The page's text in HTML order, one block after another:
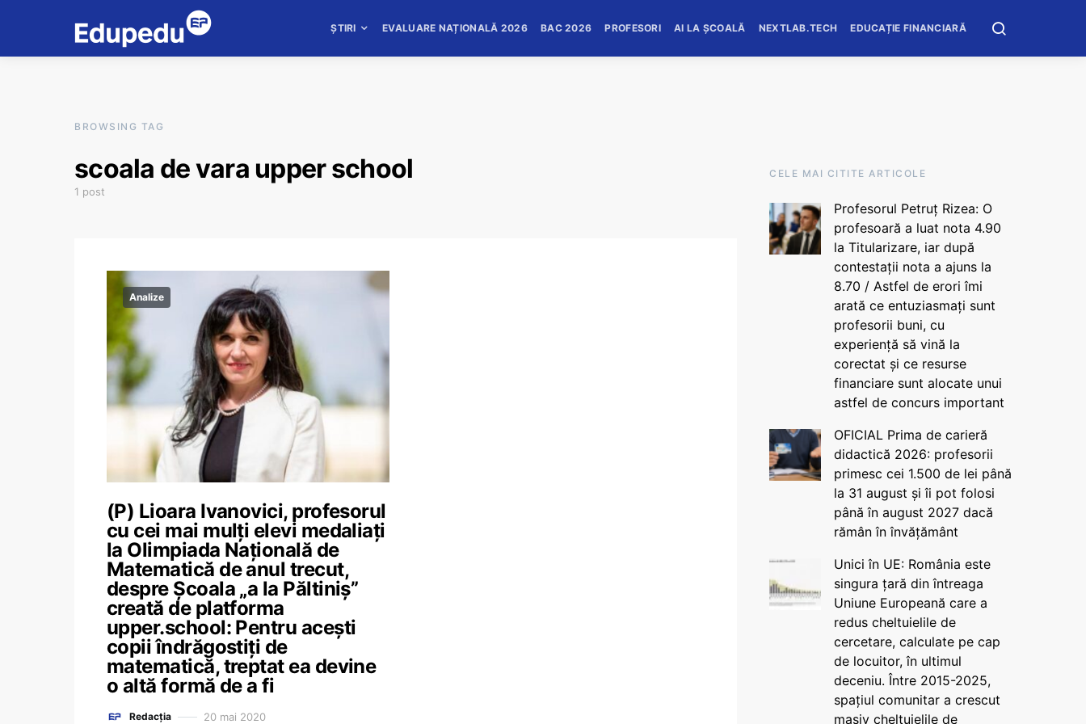
ȘTIRI EVALUARE NAȚIONALĂ 2026 BAC 2026 PROFESORI AI LA ȘCOALĂ NEXTLAB.TECH EDUCAȚIE FINANCIARĂ
BROWSING TAG
scoala de vara upper school
1 post
Analize
(P) Lioara Ivanovici, profesorul
cu cei mai mulți elevi medaliați
la Olimpiada Națională de
Matematică de anul trecut,
despre Școala „a la Păltiniș”
creată de platforma
upper.school: Pentru acești
copii îndrăgostiți de
matematică, treptat ea devine
o altă formă de a fi
Redacția 20 mai 2020
CELE MAI CITITE ARTICOLE
Profesorul Petruț Rizea: O
profesoară a luat nota 4.90
la Titularizare, iar după
contestații nota a ajuns la
8.70 / Astfel de erori îmi
arată ce entuziasmați sunt
profesorii buni, cu
experiență să vină la
corectat și ce resurse
financiare sunt alocate unui
astfel de concurs important
OFICIAL Prima de carieră
didactică 2026: profesorii
primesc cei 1.500 de lei până
la 31 august și îi pot folosi
până în august 2027 dacă
rămân în învățământ
Unici în UE: România este
singura țară din întreaga
Uniune Europeană care a
redus cheltuielile de
cercetare, calculate pe cap
de locuitor, în ultimul
deceniu. Între 2015-2025,
spațiul comunitar a crescut
masiv cheltuielile de